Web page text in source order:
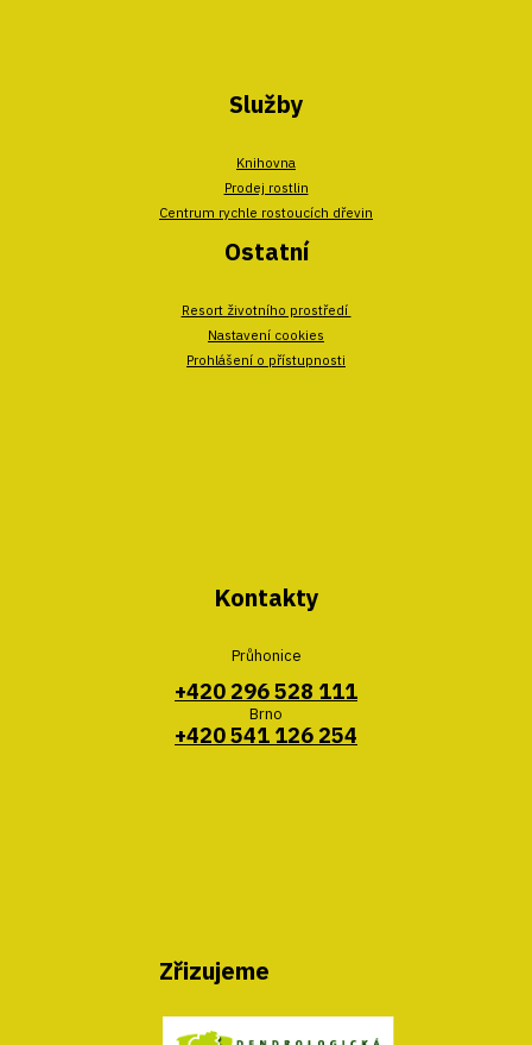
Služby
Knihovna
Prodej rostlin
Centrum rychle rostoucích dřevin
Ostatní
Resort životního prostředí
Nastavení cookies
Prohlášení o přístupnosti
Kontakty
Průhonice
+420 296 528 111
Brno
+420 541 126 254
Zřizujeme